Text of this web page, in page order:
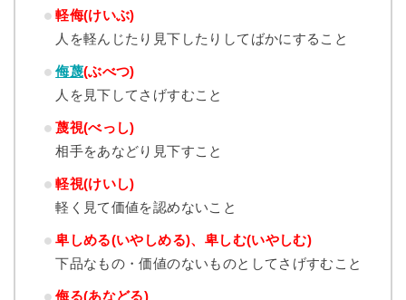
軽侮(けいぶ)
人を軽んじたり見下したりしてばかにすること
侮蔑(ぶべつ)
人を見下してさげすむこと
蔑視(べっし)
相手をあなどり見下すこと
軽視(けいし)
軽く見て価値を認めないこと
卑しめる(いやしめる)、卑しむ(いやしむ)
下品なもの・価値のないものとしてさげすむこと
侮る(あなどる)